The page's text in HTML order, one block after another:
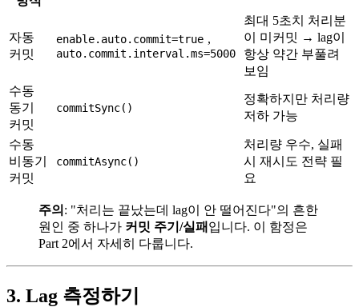
자동
커밋
enable.auto.commit=true ,
auto.commit.interval.ms=5000
최대 5초치 처리분
이 미커밋 → lag이
항상 약간 부풀려
보임
수동
동기
커밋
commitSync()
정확하지만 처리량
저하 가능
수동
비동기
커밋
commitAsync()
처리량 우수, 실패
시 재시도 전략 필
요
주의 : "처리는 끝났는데 lag이 안 떨어진다"의 흔한
원인 중 하나가 커밋 주기/실패 입니다. 이 함정은
Part 2에서 자세히 다룹니다.
3. Lag 측정하기